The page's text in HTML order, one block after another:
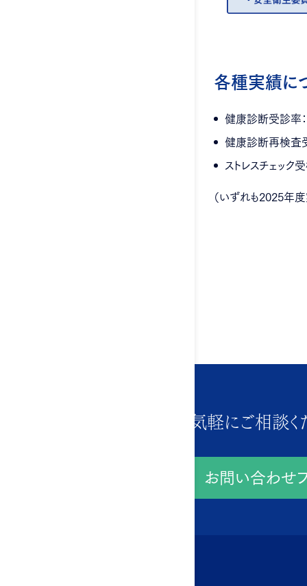
各種実績に
健康診断受診率
健康診断再検査
ストレスチェック
（いずれも2025年度
まずはお気軽にご相談
お問い合わせ